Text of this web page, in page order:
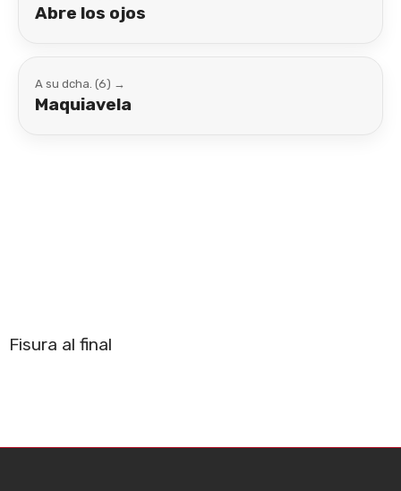
Abre los ojos
A su dcha. (6) →
Maquiavela
Fisura al final